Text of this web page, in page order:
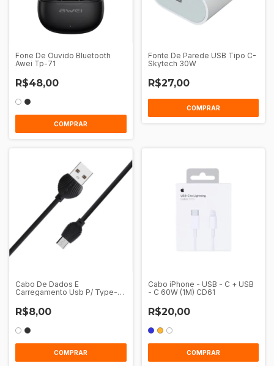
Fone De Ouvido Bluetooth
Awei Tp-71
R$48,00
COMPRAR
Fonte De Parede USB Tipo C-
Skytech 30W
R$27,00
Cabo De Dados E
Carregamento Usb P/ Type-C
R$8,00
COMPRAR
Cabo iPhone - USB - C + USB
- C 60W (1M) CD61
R$20,00
COMPRAR